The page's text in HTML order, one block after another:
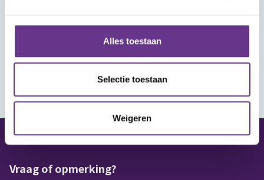
Alles toestaan
Selectie toestaan
Weigeren
Vraag of opmerking?